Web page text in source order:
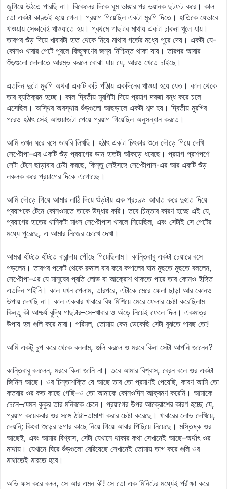
জুগিয়ে উঠতে পারছি না। বিকেলের দিকে ঘুম ভাঙার পর ভয়ানক ছটফট করে। কাল
তো একটা কাণ্ডই হয়ে গেল। প্রয়াগ গিয়েছিল একটা মুরগি দিতে। হাতিকে যেভাবে
খাওয়ায় সেভাবেই খাওয়াতে হয়। প্রথমে গাছটার মাথায় একটা ঢাকনা খুলে যায়।
তারপর শুঁড় দিয়ে খাবারটা হাত থেকে নিয়ে মাথার গর্তের মধ্যে পুরে দেয়। একটা যে-
কোনও খাবার পেটে পুরলে কিছুক্ষণের জন্য নিশ্চিন্ত থাকা যায়। তারপর আবার
শুঁড়গুলো দোলাতে আরম্ভ করলে বোঝা যায় যে, আরও খেতে চাইছে।
এতদিন দুটো মুরগি অথবা একটি কচি পাঁঠায় একদিনের খাওয়া হয়ে যেত। কাল থেকে
তার ব্যতিক্রম হচ্ছে। কাল দ্বিতীয় মুরগিটা দিয়ে প্রয়াগ দরজা বন্ধ করে চলে
এসেছিল। অস্থির অবস্থায় শুঁড়গুলো আছড়ালে একটা শব্দ হয়। দ্বিতীয় মুরগির
পরেও হঠাৎ সেই আওয়াজটা পেয়ে প্রয়াগ গিয়েছিল অনুসন্ধান করতে।
আমি তখন ঘরে বসে ডায়রি লিখছি। হঠাৎ একটা চিৎকার শুনে দৌড়ে গিয়ে দেখি
সেপ্টোপা–এর একটি শুঁড় প্রয়াগের ডান হাতটা আঁকড়ে ধরেছে। প্রয়াগ প্রাণপণে
সেটা টেনে ছাড়াবার চেষ্টা করছে, কিন্তু সেইসঙ্গে সেপ্টোপাস-এর আর একটি শুঁড়
লকলক করে প্রয়াগের দিকে এগোচ্ছে।
আমি দৌড়ে গিয়ে আমার লাঠি দিয়ে শুঁড়টায় এক প্রচণ্ড আঘাত করে দুহাত দিয়ে
প্রয়াগকে টেনে কোনওমতে তাকে উদ্ধার করি। তবে চিন্তার কারণ হচ্ছে এই যে,
প্রয়াগের হাতের খানিকটা মাংস সেপ্টোপাস খাবলে নিয়েছিল, এবং সেটাই সে পেটের
মধ্যে পুরেছে, এ আমার নিজের চোখে দেখা।
আমরা হাঁটতে হাঁটতে বারান্দায় পৌঁছে গিয়েছিলাম। কান্তিবাবু একটা চেয়ারে বসে
পড়লেন। তারপর পকেট থেকে রুমাল বার করে কপালের ঘাম মুছতে মুছতে বললেন,
সেপ্টোপা-এর যে মানুষের প্রতি লোভ বা আক্রোশ থাকতে পারে তার কোনও ইঙ্গিত
এতদিন পাইনি। কাল যখন পেলাম, তারপরে, এটাকে মেরে ফেলা ছাড়া আর কোনও
উপায় দেখছি না। কাল একবার খাবারে বিষ মিশিয়ে মেরে ফেলার চেষ্টা করেছিলাম
কিন্তু কী আশ্চর্য বুদ্ধি গাছটার–সে-খাবার ও অঁড়ে নিয়েই ফেলে দিল। একমাত্র
উপায় হল গুলি করে মারা। পরিমল, তোমায় কেন ডেকেছি সেটা বুঝতে পারছ তো!
আমি একটু চুপ করে থেকে বললাম, গুলি করলে ও মরবে কিনা সেটা আপনি জানেন?
কান্তিবাবু বললেন, মরবে কিনা জানি না। তবে আমার বিশ্বাস, ব্রেন বলে ওর একটা
জিনিস আছে। ওর চিন্তাশক্তি যে আছে তার তো প্রমাণই পেয়েছি, কারণ আমি তো
কতবার ওর কত কাছে গেছি–ও তো আমাকে কোনওদিন আক্রমণ করেনি। আমাকে
চেনে–যেমন কুকুর তার মনিবকে চেনে। প্রয়াগের উপর আক্রোশের কারণ হচ্ছে যে,
প্রয়াগ কয়েকবার ওর সঙ্গে ঠাট্টা-তামাশা করার চেষ্টা করেছে। খাবারের লোভ দেখিয়ে,
দেয়নি; কিংবা শুড়ের ডগার কাছে নিয়ে গিয়ে আবার পিছিয়ে নিয়েছে। মস্তিষ্ক ওর
আছেই, এবং আমার বিশ্বাস, সেটা যেখানে থাকার কথা সেখানেই আছে–অর্থাৎ ওর
মাথায়। যেখানে ঘিরে শুঁড়গুলো বেরিয়েছে সেখানেই তোমায় তাগ করে গুলি ওর
মাথাতেই মারতে হবে।
অভি ফস করে বলল, সে আর এমন কী! সে তো এক মিনিটের মধ্যেই পরীক্ষা করে